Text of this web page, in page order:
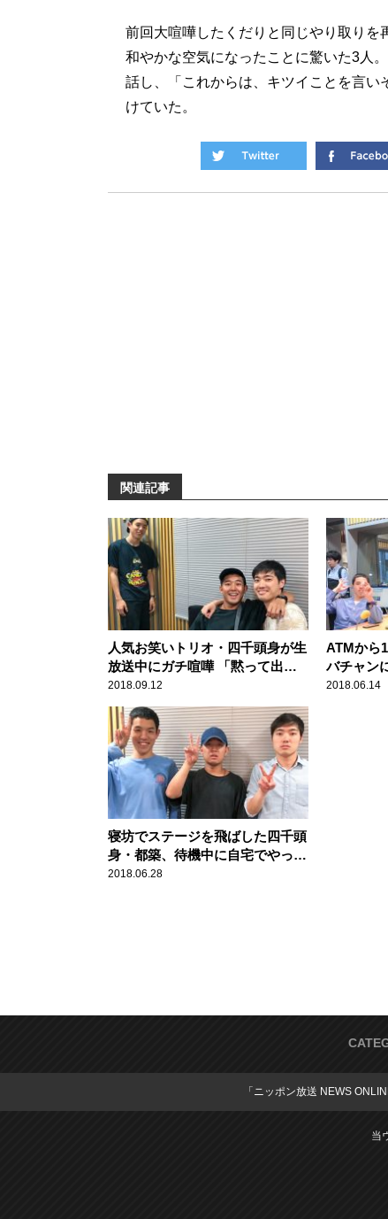
前回大喧嘩したくだりと同じやり取りを
和やかな空気になったことに驚いた3人
話し、「これからは、キツイことを言
けていた。
関連記事
人気お笑いトリオ・四千頭身が生
放送中にガチ喧嘩 「黙って出て
いけ！」
2018.09.12
ATMから
バチャン
藤がとっ
2018.06.14
寝坊でステージを飛ばした四千頭
身・都築、待機中に自宅でやって
いたことに後藤・石橋あ然
2018.06.28
「ニッポン放送 NEWS
当